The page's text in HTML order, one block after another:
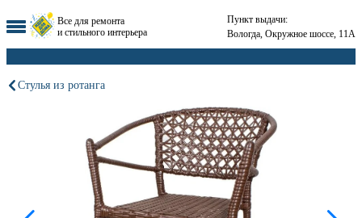
Все для ремонта
и стильного интерьера
Пункт выдачи:
Вологда, Окружное шоссе, 11А
Стулья из ротанга